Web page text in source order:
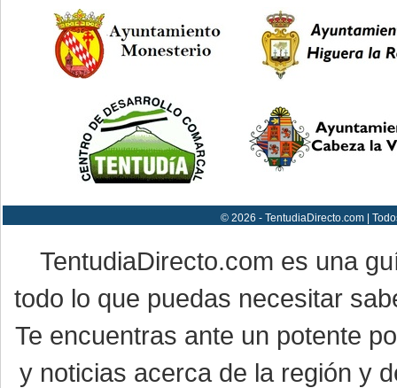
© 2026 - TentudiaDirecto.com |
TentudiaDirecto.com es una
todo lo que puedas necesitar
Te encuentras ante un potente
y noticias acerca de la región y